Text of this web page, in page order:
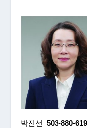
박진선 503-880-